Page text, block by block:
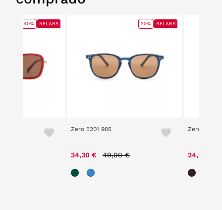
40% RELABS
Zero 5201 905
34,30 € 49,00 €
30% RELABS
Zero 2305
24,50 €